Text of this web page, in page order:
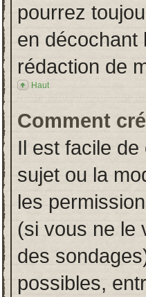
pourrez
en
rédaction de
Haut
Comment
Il est facile de
sujet ou la
les
(si vous ne le
des
possibles,